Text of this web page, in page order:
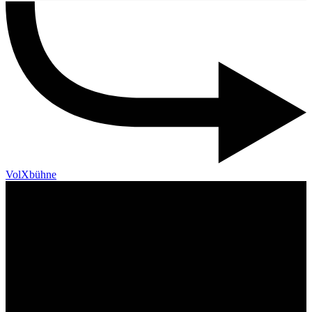
VolXbühne